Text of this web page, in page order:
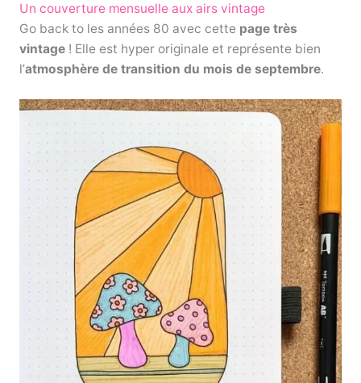
Un couverture mensuelle aux airs vintage
Go back to les années 80 avec cette page très
vintage! Elle est hyper originale et représente bien
l’atmosphère de transition du mois de septembre.